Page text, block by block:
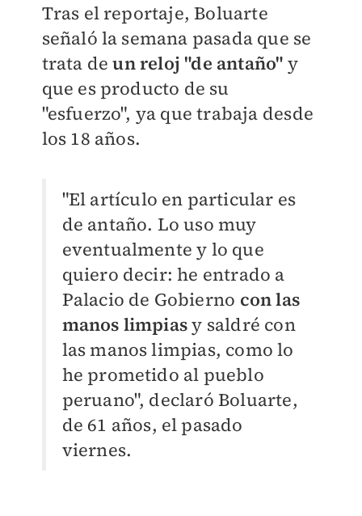
Tras el reportaje, Boluarte
señaló la semana pasada que se
trata deun reloj "de antaño" y
que es producto de su
"esfuerzo", ya que trabaja desde
los 18 años.
"El artículo en particular es
de antaño. Lo uso muy
eventualmente y lo que
quiero decir: he entrado a
Palacio de Gobierno con las
manos limpiasy saldré con
las manos limpias, como lo
he prometido al pueblo
peruano", declaró Boluarte,
de 61 años, el pasado
viernes.